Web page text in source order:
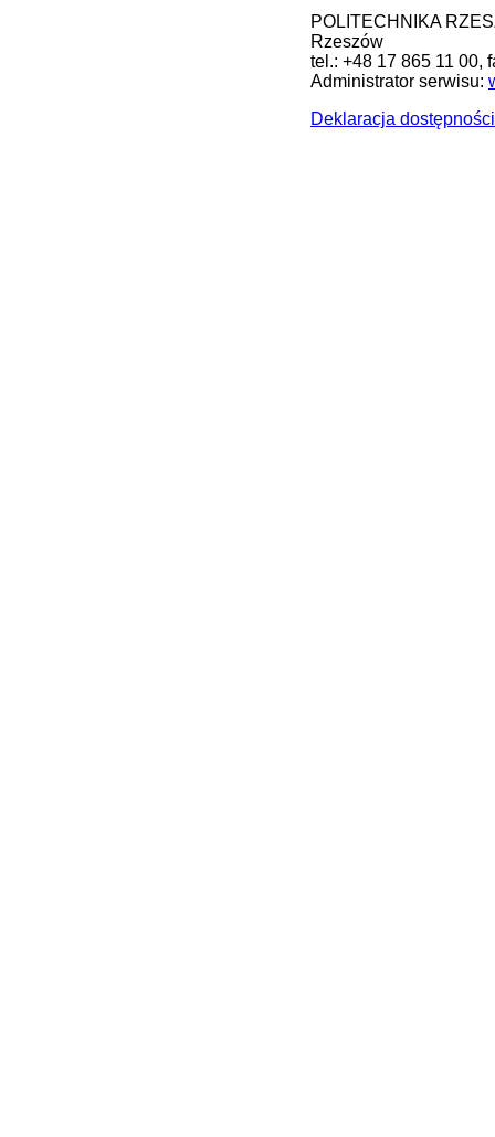
POLITECHNIKA
Rzeszów
tel.: +48 17 865 11 00,
Administrator serwisu:
Deklaracja dostępności